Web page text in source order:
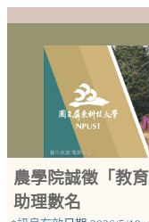
農學院誠徵「教
助理數名